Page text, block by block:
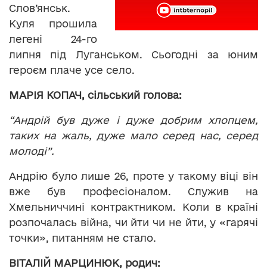
Слов’янськ.
Куля прошила
легені 24-го
липня під Луганськом. Сьогодні за юним
героєм плаче усе село.
МАРІЯ КОПАЧ, сільський голова:
“Андрій був дуже і дуже добрим хлопцем,
таких на жаль, дуже мало серед нас, серед
молоді”.
Андрію було лише 26, проте у такому віці він
вже був професіоналом. Служив на
Хмельниччині контрактником. Коли в країні
розпочалась війна, чи йти чи не йти, у «гарячі
точки», питанням не стало.
ВІТАЛІЙ МАРЦИНЮК, родич: